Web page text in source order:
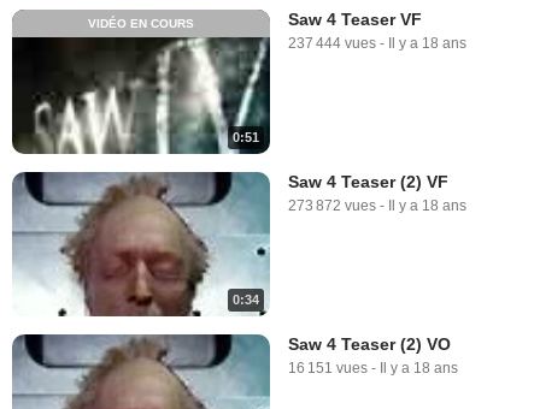
0:51
VIDÉO EN COURS Saw 4 Teaser VF
237 444 vues - Il y a 18 ans
0:34
Saw 4 Teaser (2) VF
273 872 vues - Il y a 18 ans
Saw 4 Teaser (2) VO
16 151 vues - Il y a 18 ans